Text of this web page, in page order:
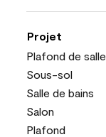
Projet
Plafond de
Sous-sol
Salle de bains
Salon
Plafond